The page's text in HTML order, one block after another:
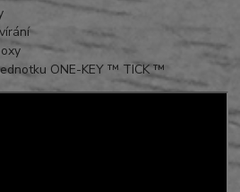
ONE-KEY ™ TICK ™